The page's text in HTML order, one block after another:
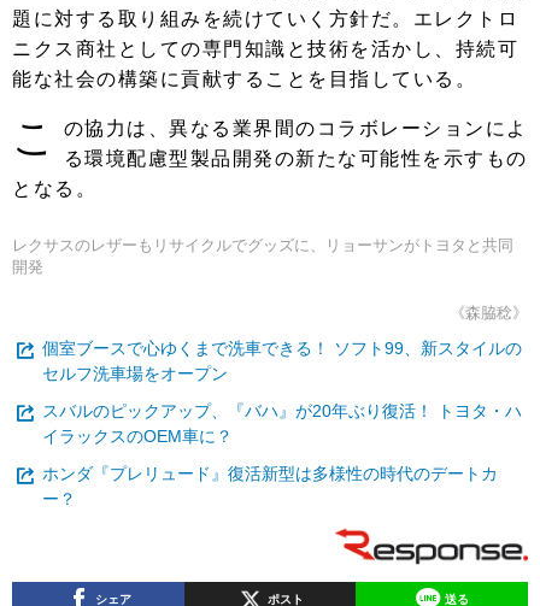
題に対する取り組みを続けていく方針だ。エレクトロ
ニクス商社としての専門知識と技術を活かし、持続可
能な社会の構築に貢献することを目指している。
こ
の協力は、異なる業界間のコラボレーションによ
る環境配慮型製品開発の新たな可能性を示すもの
となる。
レクサスのレザーもリサイクルでグッズに、リョーサンがトヨタと共同
開発
《森脇稔》
個室ブースで心ゆくまで洗車できる！ ソフト99、新スタイルの
セルフ洗車場をオープン
スバルのピックアップ、『バハ』が20年ぶり復活！ トヨタ・ハ
イラックスのOEM車に？
ホンダ『プレリュード』復活新型は多様性の時代のデートカ
ー？
シェア ポスト 送る